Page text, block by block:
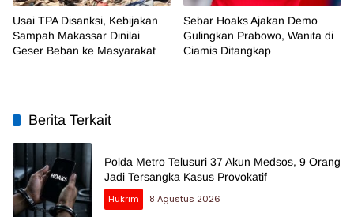
Usai TPA Disanksi, Kebijakan
Sampah Makassar Dinilai
Geser Beban ke Masyarakat
Sebar Hoaks Ajakan Demo
Gulingkan Prabowo, Wanita di
Ciamis Ditangkap
Berita Terkait
Polda Metro Telusuri 37 Akun Medsos, 9 Orang
Jadi Tersangka Kasus Provokatif
Hukrim
8 Agustus 2026